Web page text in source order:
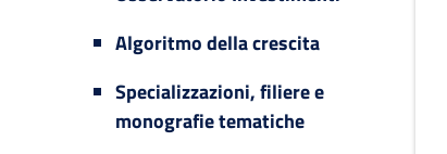
Algoritmo della crescita
Specializzazioni, filiere e
monografie tematiche